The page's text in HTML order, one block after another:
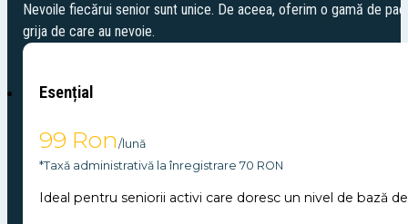
Nevoile fiecărui senior sunt unice. De aceea, oferim o gamă de
grija de care au nevoie.
Esențial
99 Ron /lună
*Taxă administrativă la înregistrare 70 RON
Ideal pentru seniorii activi care doresc un nivel de bază